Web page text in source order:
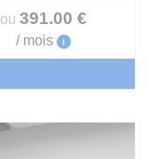
ou 391.00 €
/ mois i